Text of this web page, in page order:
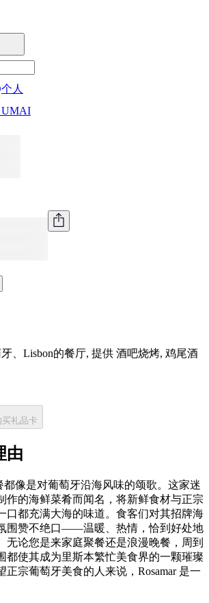
个人
UMAI
牙、Lisbon的餐厅, 提供 酒吧烧烤, 鸡尾酒
买礼品卡
由
都像是对葡萄牙沿海风味的颂歌。这家迷
作的海鲜菜肴而闻名，将新鲜食材与正宗
口都充满大海的味道。食客们对其招牌海
围赞不绝口——温暖、热情，恰到好处地
无论您是来家庭聚餐还是浪漫晚餐，周到
都使其成为里斯本繁忙美食界的一颗璀璨
正宗葡萄牙美食的人来说，Rosamar 是一